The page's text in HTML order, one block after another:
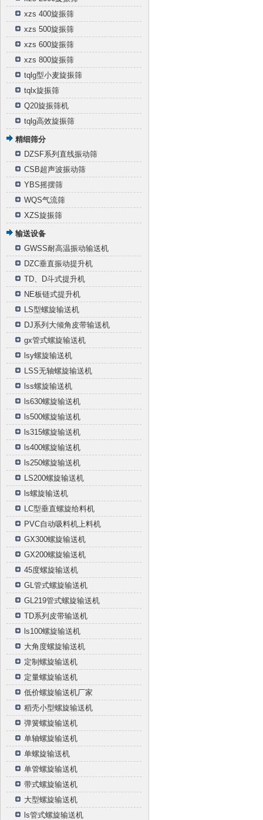
xzs 400旋振筛
xzs 500旋振筛
xzs 600旋振筛
xzs 800旋振筛
tqlg型小麦旋振筛
tqlx旋振筛
Q20旋振筛机
tqlg高效旋振筛
精细筛分
DZSF系列直线振动筛
CSB超声波振动筛
YBS摇摆筛
WQS气流筛
XZS旋振筛
输送设备
GWSS耐高温振动输送机
DZC垂直振动提升机
TD、D斗式提升机
NE板链式提升机
LS型螺旋输送机
DJ系列大倾角皮带输送机
gx管式螺旋输送机
lsy螺旋输送机
LSS无轴螺旋输送机
lss螺旋输送机
ls630螺旋输送机
ls500螺旋输送机
ls315螺旋输送机
ls400螺旋输送机
ls250螺旋输送机
LS200螺旋输送机
ls螺旋输送机
LC型垂直螺旋给料机
PVC自动吸料机上料机
GX300螺旋输送机
GX200螺旋输送机
45度螺旋输送机
GL管式螺旋输送机
GL219管式螺旋输送机
TD系列皮带输送机
ls100螺旋输送机
大角度螺旋输送机
定制螺旋输送机
定量螺旋输送机
低价螺旋输送机厂家
稻壳小型螺旋输送机
弹簧螺旋输送机
单轴螺旋输送机
单螺旋输送机
单管螺旋输送机
带式螺旋输送机
大型螺旋输送机
ls管式螺旋输送机